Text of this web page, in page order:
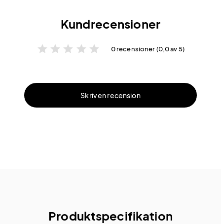
Kundrecensioner
star star star star star 0 recensioner (0,0 av 5)
Skriv en recension
Produktspecifikation